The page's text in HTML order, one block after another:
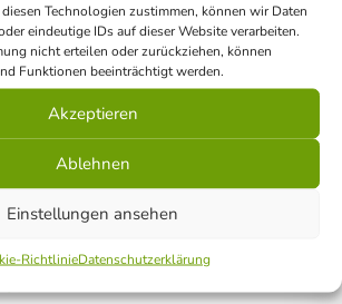
Technologien zustimmen, können wir Daten
eindeutige IDs auf dieser Website verarbeiten.
nicht erteilen oder zurückziehen, können
Funktionen beeinträchtigt werden.
Akzeptieren
Ablehnen
Einstellungen ansehen
RichtlinieDatenschutzerklärung